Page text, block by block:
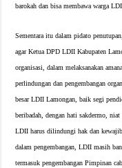
barokah dan bisa membawa warga
Sementara itu dalam pidato
agar Ketua DPD LDII Kabupaten
organisasi, dalam melaksanakan
perlindungan dan pengembangan
besar LDII Lamongan, baik segi
beribadah, dengan hati sakdermo,
LDII harus dilindungi hak dan
dalam pengembangan, LDII masih
termasuk pengembangan Pimpinan